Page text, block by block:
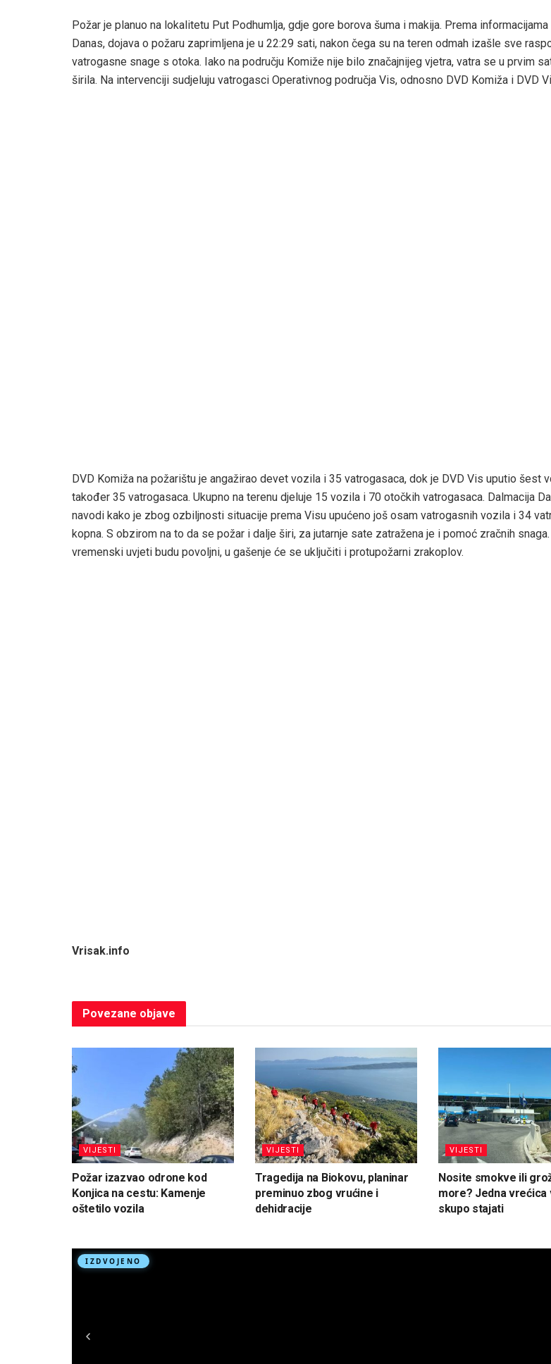
Požar je planuo na lokalitetu Put Podhumlja, gdje gore borova šuma i makija. Prema informacijama
Danas, dojava o požaru zaprimljena je u 22:29 sati, nakon čega su na teren odmah izašle sve
vatrogasne snage s otoka. Iako na području Komiže nije bilo značajnijeg vjetra, vatra se u prvim
širila. Na intervenciji sudjeluju vatrogasci Operativnog područja Vis, odnosno DVD Komiža i DVD
DVD Komiža na požarištu je angažirao devet vozila i 35 vatrogasaca, dok je DVD Vis uputio šest
također 35 vatrogasaca. Ukupno na terenu djeluje 15 vozila i 70 otočkih vatrogasaca. Dalmacija
navodi kako je zbog ozbiljnosti situacije prema Visu upućeno još osam vatrogasnih vozila i 34
kopna. S obzirom na to da se požar i dalje širi, za jutarnje sate zatražena je i pomoć zračnih
vremenski uvjeti budu povoljni, u gašenje će se uključiti i protupožarni zrakoplov.
Vrisak.info
Povezane objave
VIJESTI
Požar izazvao odrone kod
Konjica na cestu: Kamenje
oštetilo vozila
VIJESTI
Tragedija na Biokovu, planinar
preminuo zbog vrućine i
dehidracije
VIJESTI
Nosite smokve ili
more? Jedna vrećica
skupo stajati